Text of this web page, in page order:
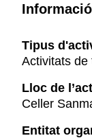
Tipus
Activitats de
Lloc de
Celler
Entitat